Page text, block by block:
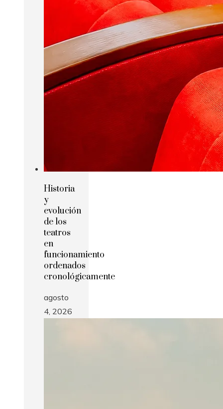
Historia
y
evolución
de los
teatros
en
funcionamiento
ordenados
cronológicamente
agosto
4, 2026